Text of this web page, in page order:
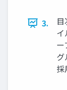
3.
イ
ー
採